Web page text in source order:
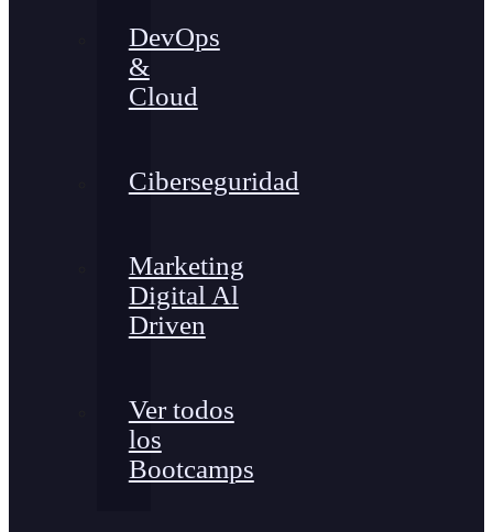
DevOps
&
Cloud
Ciberseguridad
Marketing
Digital Al
Driven
Ver todos
los
Bootcamps